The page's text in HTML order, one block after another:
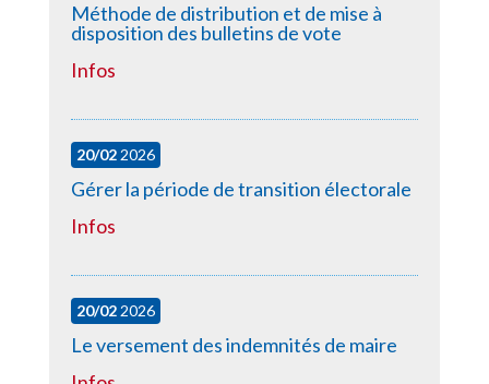
Méthode de distribution et de mise à
disposition des bulletins de vote
Infos
20/022026
Gérer la période de transition électorale
Infos
20/022026
Le versement des indemnités de maire